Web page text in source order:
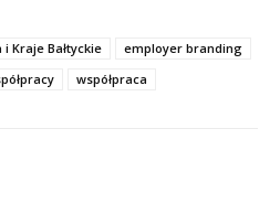
i Kraje Bałtyckie
employer branding
współpraca